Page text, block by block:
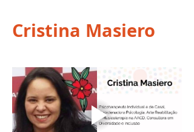
Cristina Masiero